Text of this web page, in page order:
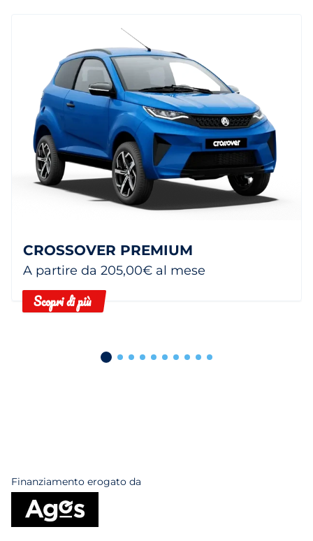
CROSSOVER PREMIUM
A partire da 205,00€ al mese
Scopri di più
Finanziamento erogato da